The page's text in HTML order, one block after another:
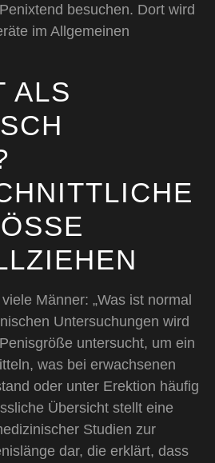
besuchen. Dort wird
im Allgemeinen
ALS
N
Männer: „Was ist normal
Untersuchungen wird
untersucht, um ein
was bei erwachsenen
oder unter Erektion häufig
Übersicht stellt eine
Studien zur
dar, die erklärt, dass